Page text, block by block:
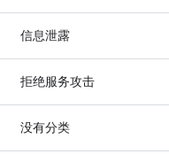
信息泄露
拒绝服务攻击
没有分类